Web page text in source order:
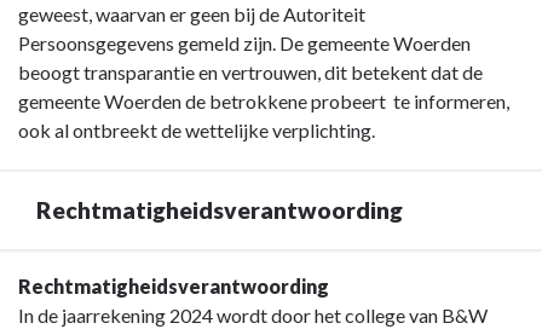
geweest, waarvan er geen bij de Autoriteit
Persoonsgegevens gemeld zijn. De gemeente Woerden
beoogt transparantie en vertrouwen, dit betekent dat de
gemeente Woerden de betrokkene probeert te informeren,
ook al ontbreekt de wettelijke verplichting.
Rechtmatigheidsverantwoording
Terug
naar
Rechtmatigheidsverantwoording
In de jaarrekening 2024 wordt door het college van B&W